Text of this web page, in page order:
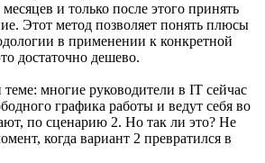
и только после этого принять
Этот метод позволяет понять плюсы
в применении к конкретной
достаточно дешево.
многие руководители в IT сейчас
графика работы и ведут себя во
по сценарию 2. Но так ли это? Не
когда вариант 2 превратился в